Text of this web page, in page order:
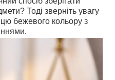
Тоді зверніть увагу
бежевого кольору з